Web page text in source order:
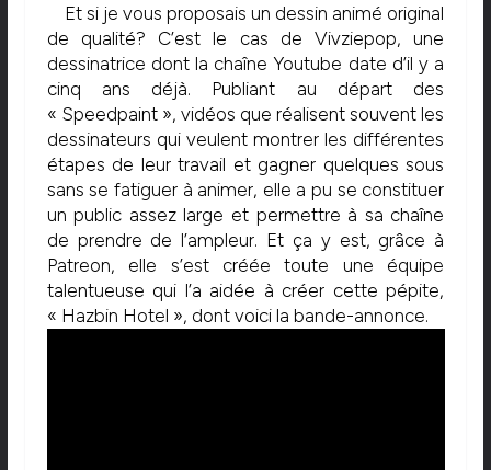
Et si je vous proposais un dessin animé original
de qualité? C’est le cas de Vivziepop, une
dessinatrice dont la chaîne Youtube date d’il y a
cinq ans déjà. Publiant au départ des
« Speedpaint », vidéos que réalisent souvent les
dessinateurs qui veulent montrer les différentes
étapes de leur travail et gagner quelques sous
sans se fatiguer à animer, elle a pu se constituer
un public assez large et permettre à sa chaîne
de prendre de l’ampleur. Et ça y est, grâce à
Patreon, elle s’est créée toute une équipe
talentueuse qui l’a aidée à créer cette pépite,
« Hazbin Hotel », dont voici la bande-annonce.